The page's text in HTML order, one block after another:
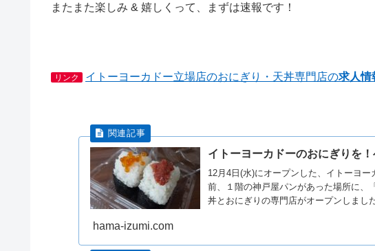
またまた楽しみ & 嬉しくって、まずは速報です！
リンク イトーヨーカドー立場店のおにぎり・天丼専門店の求人情
イトーヨーカドーのおにぎりを
12月4日(水)にオープンした、イトーヨ
前、１階の神戸屋パンがあった場所に、
丼とおにぎりの専門店がオープンしまし
hama-izumi.com